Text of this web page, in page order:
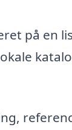
på en